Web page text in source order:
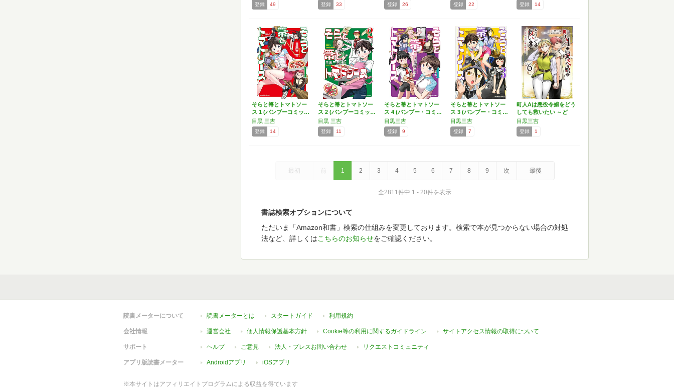
登録 49 登録 33 登録 26 登録 22 登録 14
そらと箒とトマトソー
ス 1 (バンブーコミッ…
目黒 三吉
登録 14
そらと箒とトマトソー
ス 2 (バンブーコミッ…
目黒 三吉
登録 11
そらと箒とトマトソー
ス 4 (バンブー・コミ…
目黒三吉
登録 9
そらと箒とトマトソー
ス 3 (バンブー・コミ…
目黒三吉
登録 7
町人Aは悪役令嬢をどう
しても救いたい ～ど
ぶ…
目黒三吉
登録 1
最初 前 1 2 3 4 5 6 7 8 9 次 最後
全2811件中 1 - 20件を表示
書誌検索オプションについて
ただいま「Amazon和書」検索の仕組みを変更しております。検索で本が見つからない場合の対処
法など、詳しくはこちらのお知らせをご確認ください。
読書メーターについて 読書メーターとは スタートガイド 利用規約
会社情報 運営会社 個人情報保護基本方針 Cookie等の利用に関するガイドライン サイトアクセス情報の取得について
サポート ヘルプ ご意見 法人・プレスお問い合わせ リクエストコミュニティ
アプリ版読書メーター Androidアプリ iOSアプリ
※本サイトはアフィリエイトプログラムによる収益を得ています